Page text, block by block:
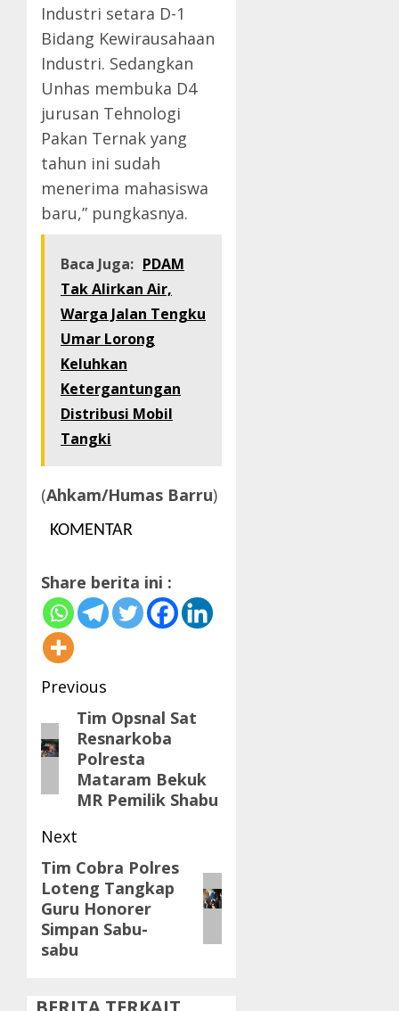
Industri setara D-1
Bidang Kewirausahaan
Industri. Sedangkan
Unhas membuka D4
jurusan Tehnologi
Pakan Ternak yang
tahun ini sudah
menerima mahasiswa
baru,” pungkasnya.
Baca Juga: PDAM
Tak Alirkan Air,
Warga Jalan Tengku
Umar Lorong
Keluhkan
Ketergantungan
Distribusi Mobil
Tangki
(Ahkam/Humas Barru)
KOMENTAR
Share berita ini :
Post
navigation
Previous
Previous
post:
Tim Opsnal Sat
Resnarkoba
Polresta
Mataram Bekuk
MR Pemilik Shabu
Next
Next
post:
Tim Cobra Polres
Loteng Tangkap
Guru Honorer
Simpan Sabu-
sabu